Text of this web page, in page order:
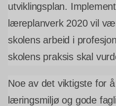
utviklingsplan.
læreplanverk 2020 vil
skolens arbeid i
skolens praksis skal
Noe av det viktigste for
læringsmiljø og gode